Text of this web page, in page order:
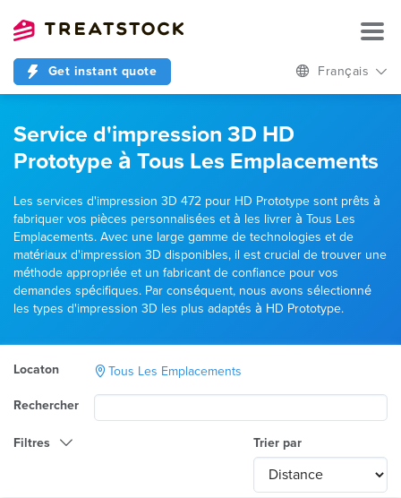
Get instant quote Français
Service d'impression 3D HD
Prototype à Tous Les Emplacements
Les services d'impression 3D 472 pour HD Prototype sont prêts à
fabriquer vos pièces personnalisées et à les livrer à Tous Les
Emplacements. Avec une large gamme de technologies et de
matériaux d'impression 3D disponibles, il est crucial de trouver une
méthode appropriée et un fabricant de confiance pour vos
demandes spécifiques. Par conséquent, nous avons sélectionné
les types d'impression 3D les plus adaptés à HD Prototype.
Locaton Tous Les Emplacements
Rechercher
Filtres Trier par